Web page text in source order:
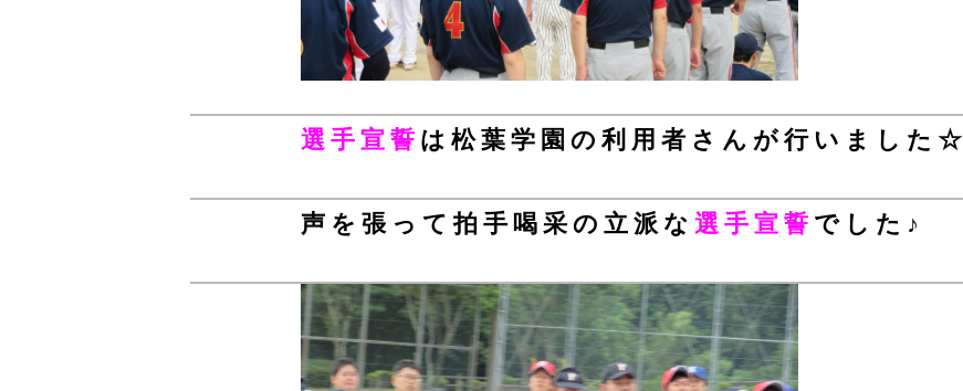
選手宣誓 は松葉学園の利用者さんが行いました☆
声を張って拍手喝采の立派な 選手宣誓 でした♪